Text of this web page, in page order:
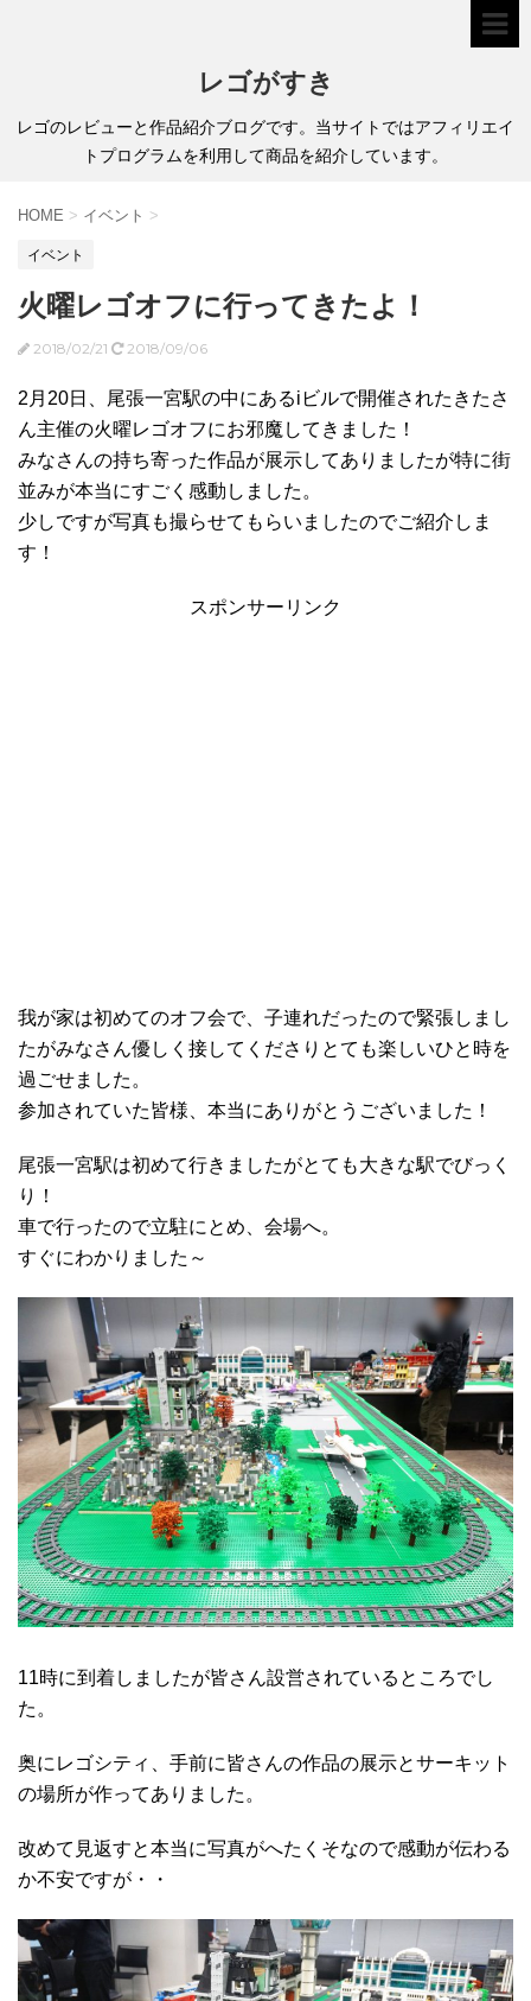
レゴがすき
レゴのレビューと作品紹介ブログです。当サイトではアフィリエイ
トプログラムを利用して商品を紹介しています。
HOME > イベント >
イベント
火曜レゴオフに行ってきたよ！
2018/02/21 2018/09/06
2月20日、尾張一宮駅の中にあるiビルで開催されたきたさ
ん主催の火曜レゴオフにお邪魔してきました！
みなさんの持ち寄った作品が展示してありましたが特に街
並みが本当にすごく感動しました。
少しですが写真も撮らせてもらいましたのでご紹介しま
す！
スポンサーリンク
我が家は初めてのオフ会で、子連れだったので緊張しまし
たがみなさん優しく接してくださりとても楽しいひと時を
過ごせました。
参加されていた皆様、本当にありがとうございました！
尾張一宮駅は初めて行きましたがとても大きな駅でびっく
り！
車で行ったので立駐にとめ、会場へ。
すぐにわかりました～
11時に到着しましたが皆さん設営されているところでし
た。
奥にレゴシティ、手前に皆さんの作品の展示とサーキット
の場所が作ってありました。
改めて見返すと本当に写真がへたくそなので感動が伝わる
か不安ですが・・